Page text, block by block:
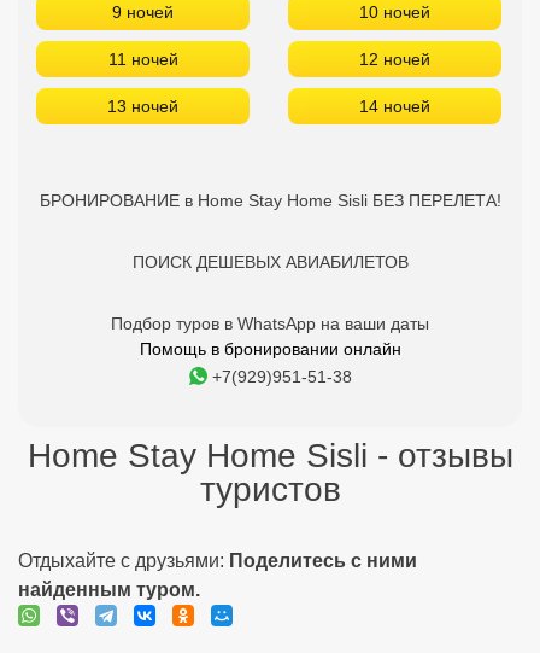
9 ночей 10 ночей
11 ночей 12 ночей
13 ночей 14 ночей
БРОНИРОВАНИЕ в Home Stay Home Sisli БЕЗ ПЕРЕЛЕТА!
ПОИСК ДЕШЕВЫХ АВИАБИЛЕТОВ
Подбор туров в WhatsApp на ваши даты
Помощь в бронировании онлайн
+7(929)951-51-38
Home Stay Home Sisli - отзывы
туристов
Отдыхайте с друзьями: Поделитесь с ними
найденным туром.